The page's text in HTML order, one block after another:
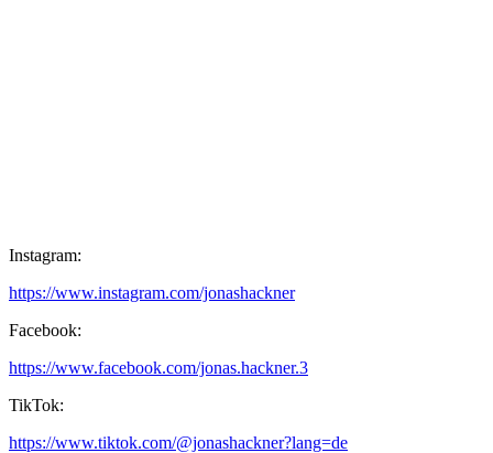
Instagram:
https://www.instagram.com/jonashackner
Facebook:
https://www.facebook.com/jonas.hackner.3
TikTok:
https://www.tiktok.com/@jonashackner?lang=de